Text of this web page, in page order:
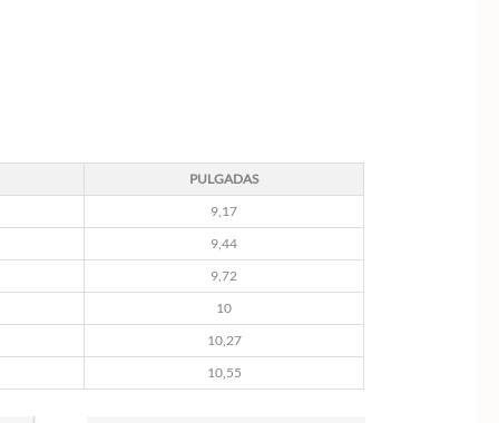
PULGADAS
9,17
9,44
9,72
10
10,27
10,55